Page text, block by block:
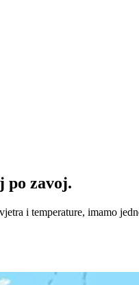
po zavoj.
i temperature, imamo